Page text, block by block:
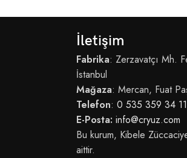
İletişim
Fabrika: Zerzavatçı Mh.
İstanbul
Mağaza: Mercan, Fuat
Telefon: 0 535 359 34 11
E-Posta: info@cryuz.com
Bu kurum, Kibele
aittir.